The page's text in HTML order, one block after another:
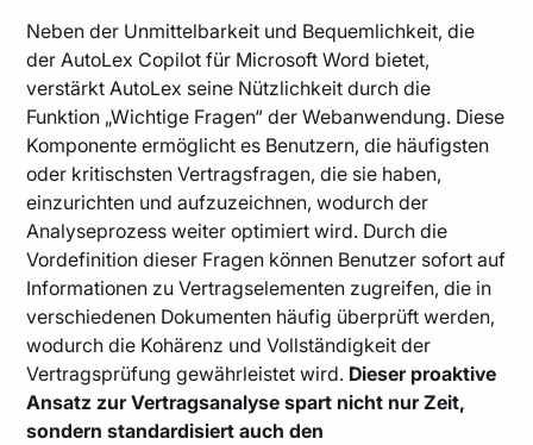
Neben der Unmittelbarkeit und Bequemlichkeit, die
der AutoLex Copilot für Microsoft Word bietet,
verstärkt AutoLex seine Nützlichkeit durch die
Funktion „Wichtige Fragen“ der Webanwendung. Diese
Komponente ermöglicht es Benutzern, die häufigsten
oder kritischsten Vertragsfragen, die sie haben,
einzurichten und aufzuzeichnen, wodurch der
Analyseprozess weiter optimiert wird. Durch die
Vordefinition dieser Fragen können Benutzer sofort auf
Informationen zu Vertragselementen zugreifen, die in
verschiedenen Dokumenten häufig überprüft werden,
wodurch die Kohärenz und Vollständigkeit der
Vertragsprüfung gewährleistet wird. Dieser proaktive
Ansatz zur Vertragsanalyse spart nicht nur Zeit,
sondern standardisiert auch den